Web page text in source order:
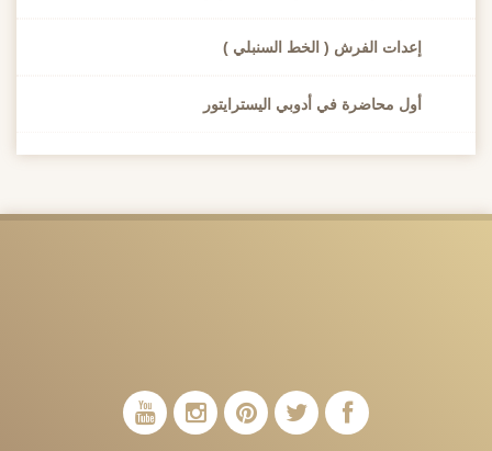
إعدات الفرش ( الخط السنبلي )
أول محاضرة في أدوبي اليسترايتور